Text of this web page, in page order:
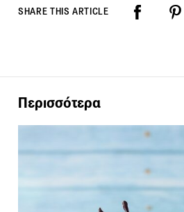
SHARE THIS ARTICLE
Περισσότερα